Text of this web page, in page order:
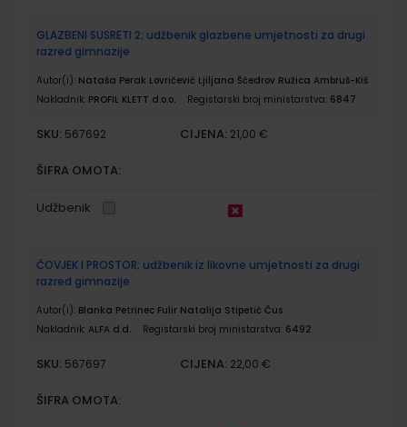
GLAZBENI SUSRETI 2; udžbenik glazbene umjetnosti za drugi
razred gimnazije
Autor(i): Nataša Perak Lovričević Ljiljana Ščedrov Ružica Ambruš-Kiš
Nakladnik: PROFIL KLETT d.o.o. Registarski broj ministarstva: 6847
SKU: 567692 CIJENA: 21,00 €
ŠIFRA OMOTA:
Udžbenik
ČOVJEK I PROSTOR; udžbenik iz likovne umjetnosti za drugi
razred gimnazije
Autor(i): Blanka Petrinec Fulir Natalija Stipetić Čus
Nakladnik: ALFA d.d. Registarski broj ministarstva: 6492
SKU: 567697 CIJENA: 22,00 €
ŠIFRA OMOTA: